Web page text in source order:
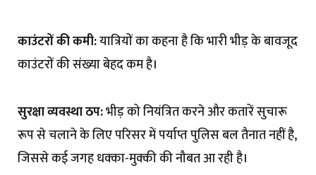
काउंटरों की कमी:यात्रियों का कहना है कि भारी भीड़ के बावजूद
काउंटरों की संख्या बेहद कम है।
सुरक्षा व्यवस्था ठप:भीड़ को नियंत्रित करने और कतारें सुचारू
रूप से चलाने के लिए परिसर में पर्याप्त पुलिस बल तैनात नहीं है,
जिससे कई जगह धक्का-मुक्की की नौबत आ रही है।